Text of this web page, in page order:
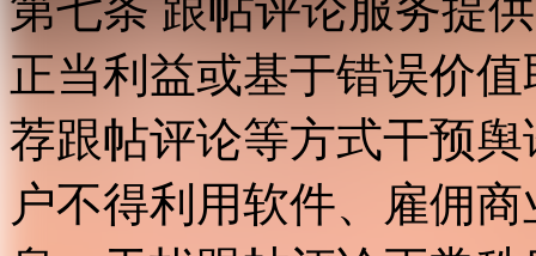
正当利益或基于错误价
荐跟帖评论等方式干预
户不得利用软件、雇佣